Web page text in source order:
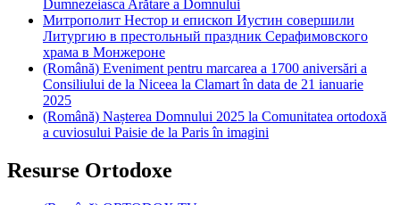
Dumnezeiasca Arătare a Domnului
Митрополит Нестор и епископ Иустин совершили
Литургию в престольный праздник Серафимовского
храма в Монжероне
(Română) Eveniment pentru marcarea a 1700 aniversări a
Consiliului de la Niceea la Clamart în data de 21 ianuarie
2025
(Română) Nașterea Domnului 2025 la Comunitatea ortodoxă
a cuviosului Paisie de la Paris în imagini
Resurse Ortodoxe